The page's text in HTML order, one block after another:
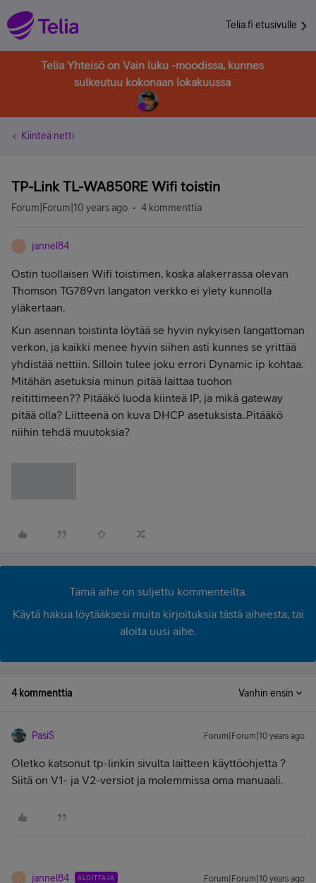
Telia.fi etusivulle
Telia Yhteisö on Vain luku -moodissa, kunnes
sulkeutuu kokonaan lokakuussa
Kiinteä netti
TP-Link TL-WA850RE Wifi toistin
Forum|Forum|10 years ago 4 kommenttia
J jannel84
Ostin tuollaisen Wifi toistimen, koska alakerrassa olevan
Thomson TG789vn langaton verkko ei ylety kunnolla
yläkertaan.
Kun asennan toistinta löytää se hyvin nykyisen langattoman
verkon, ja kaikki menee hyvin siihen asti kunnes se yrittää
yhdistää nettiin. Silloin tulee joku errori Dynamic ip kohtaa.
Mitähän asetuksia minun pitää laittaa tuohon
reitittimeen?? Pitääkö luoda kiinteä IP, ja mikä gateway
pitää olla? Liitteenä on kuva DHCP asetuksista..Pitääkö
niihin tehdä muutoksia?
Tämä aihe on suljettu kommenteilta.
Käytä hakua löytääksesi muita kirjoituksia tästä aiheesta, tai
aloita uusi aihe.
4 kommenttia Vanhin ensin
PasiS Forum|Forum|10 years ago
Oletko katsonut tp-linkin sivulta laitteen käyttöohjetta ?
Siitä on V1- ja V2-versiot ja molemmissa oma manuaali.
J jannel84 ALOITTAJA Forum|Forum|10 years ago